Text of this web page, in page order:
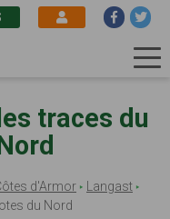
traces du
d'Armor
Langast
du Nord